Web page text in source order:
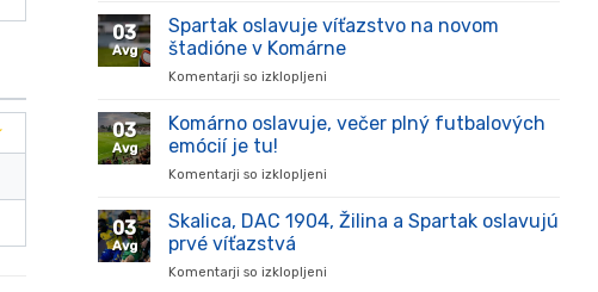
stal
sa
súťaži
Lavrinčík
vracia
03
Avg
Spartak oslavuje víťazstvo na novom
štadióne v Komárne
Komentarji so izklopljeni
oslavuje
v
03
Avg
Komárno oslavuje, večer plný futbalových
emócií je tu!
Komentarji so izklopljeni
oslavuje,
03
Avg
Skalica, DAC 1904, Žilina a Spartak oslavujú
prvé víťazstvá
Komentarji so izklopljeni